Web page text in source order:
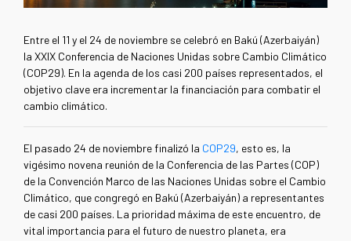
Entre el 11 y el 24 de noviembre se celebró en Bakú (Azerbaiyán)
la XXIX Conferencia de Naciones Unidas sobre Cambio Climático
(COP29). En la agenda de los casi 200 países representados, el
objetivo clave era incrementar la financiación para combatir el
cambio climático.
El pasado 24 de noviembre finalizó la COP29, esto es, la
vigésimo novena reunión de la Conferencia de las Partes (COP)
de la Convención Marco de las Naciones Unidas sobre el Cambio
Climático, que congregó en Bakú (Azerbaiyán) a representantes
de casi 200 países. La prioridad máxima de este encuentro, de
vital importancia para el futuro de nuestro planeta, era